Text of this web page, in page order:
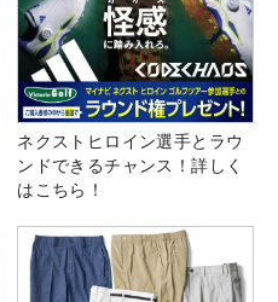
ネクストヒロイン選手とラウ
ンドできるチャンス！詳しく
はこちら！